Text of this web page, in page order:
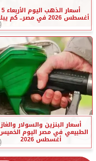
أسعار الذهب اليوم الأربعاء 5
أغسطس 2026 في مصر.. كم يبلغ...
أسعار البنزين والسولار والغاز
أغسطس 2026